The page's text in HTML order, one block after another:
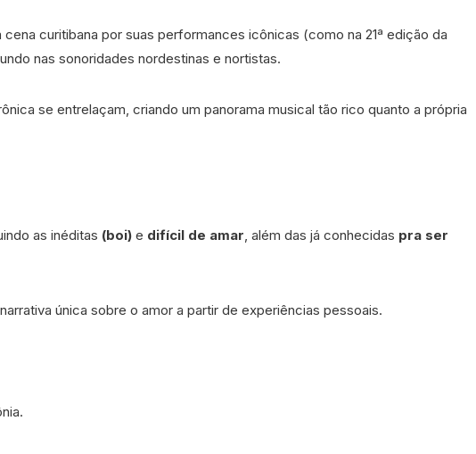
cena curitibana por suas performances icônicas (como na 21ª edição da
nas sonoridades nordestinas e nortistas.
se entrelaçam, criando um panorama musical tão rico quanto a própria
as inéditas (boi) e difícil de amar, além das já conhecidas pra ser
única sobre o amor a partir de experiências pessoais.